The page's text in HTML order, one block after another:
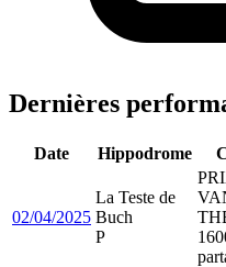
Dernières
Date Hippodrome
02/04/2025
La Teste de
Buch
P